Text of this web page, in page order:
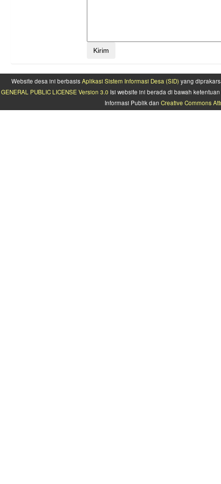
Website desa ini berbasisAplikasi Sistem Informasi Desa (SID) yang
GENERAL PUBLIC LICENSE Version 3.0 Isi website ini berada di bawah
Informasi Publik dan Creative Commons